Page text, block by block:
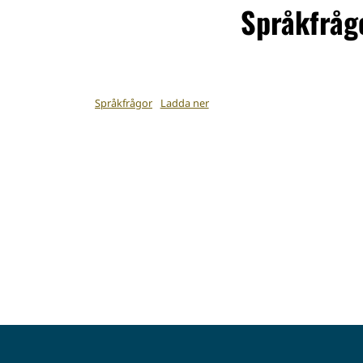
Språkfrågor Ladda ner